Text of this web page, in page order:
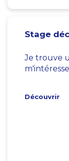
Stage
Je trouve
m'intéresse
Découvrir